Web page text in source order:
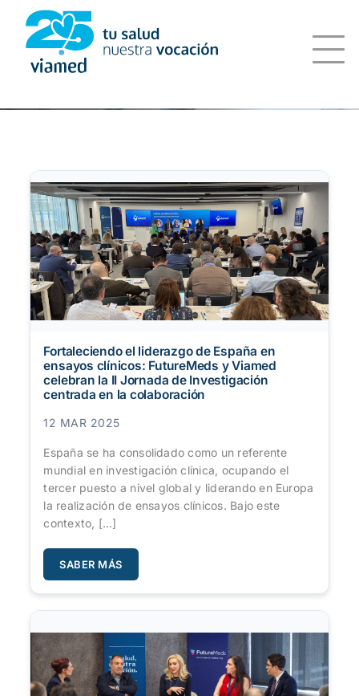
Saltar
contenido
Fortaleciendo el liderazgo de España en
ensayos clínicos: FutureMeds y Viamed
celebran la II Jornada de Investigación
centrada en la colaboración
12 MAR 2025
España se ha consolidado como un referente
mundial en investigación clínica, ocupando el
tercer puesto a nivel global y liderando en Europa
la realización de ensayos clínicos. Bajo este
contexto, […]
SABER MÁS